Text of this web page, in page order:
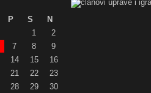
P S
N
1
2
7 8
9
14 15
16
21 22
23
28 29 30